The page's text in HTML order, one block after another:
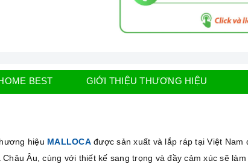
BEST GIỚI THIỆU THƯƠNG HIỆU
hiệu MALLOCAđược sản xuất và lắp ráp tại Việt Nam
Âu, cùng với thiết kế sang trọng và đầy cảm xúc sẽ làm